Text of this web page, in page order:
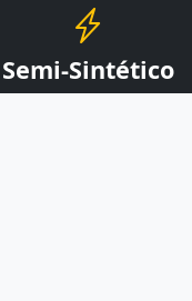
Semi-Sintético